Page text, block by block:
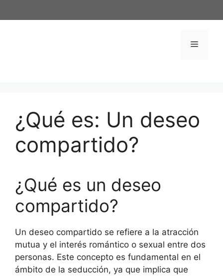
al
Menú
¿Qué es: Un deseo
compartido?
¿Qué es un deseo
compartido?
Un deseo compartido se refiere a la atracción
mutua y el interés romántico o sexual entre dos
personas. Este concepto es fundamental en el
ámbito de la seducción, ya que implica que